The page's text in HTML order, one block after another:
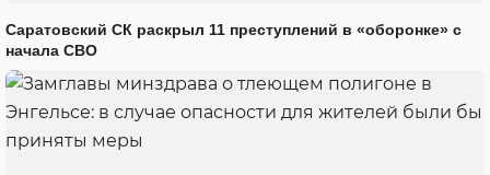
Саратовский СК раскрыл 11 преступлений в «оборонке» с
начала СВО